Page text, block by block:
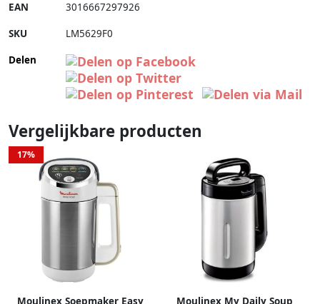
EAN 3016667297926
SKU LM5629F0
Delen
Vergelijkbare producten
17%
Moulinex Soepmaker Easy
Moulinex My Daily Soup